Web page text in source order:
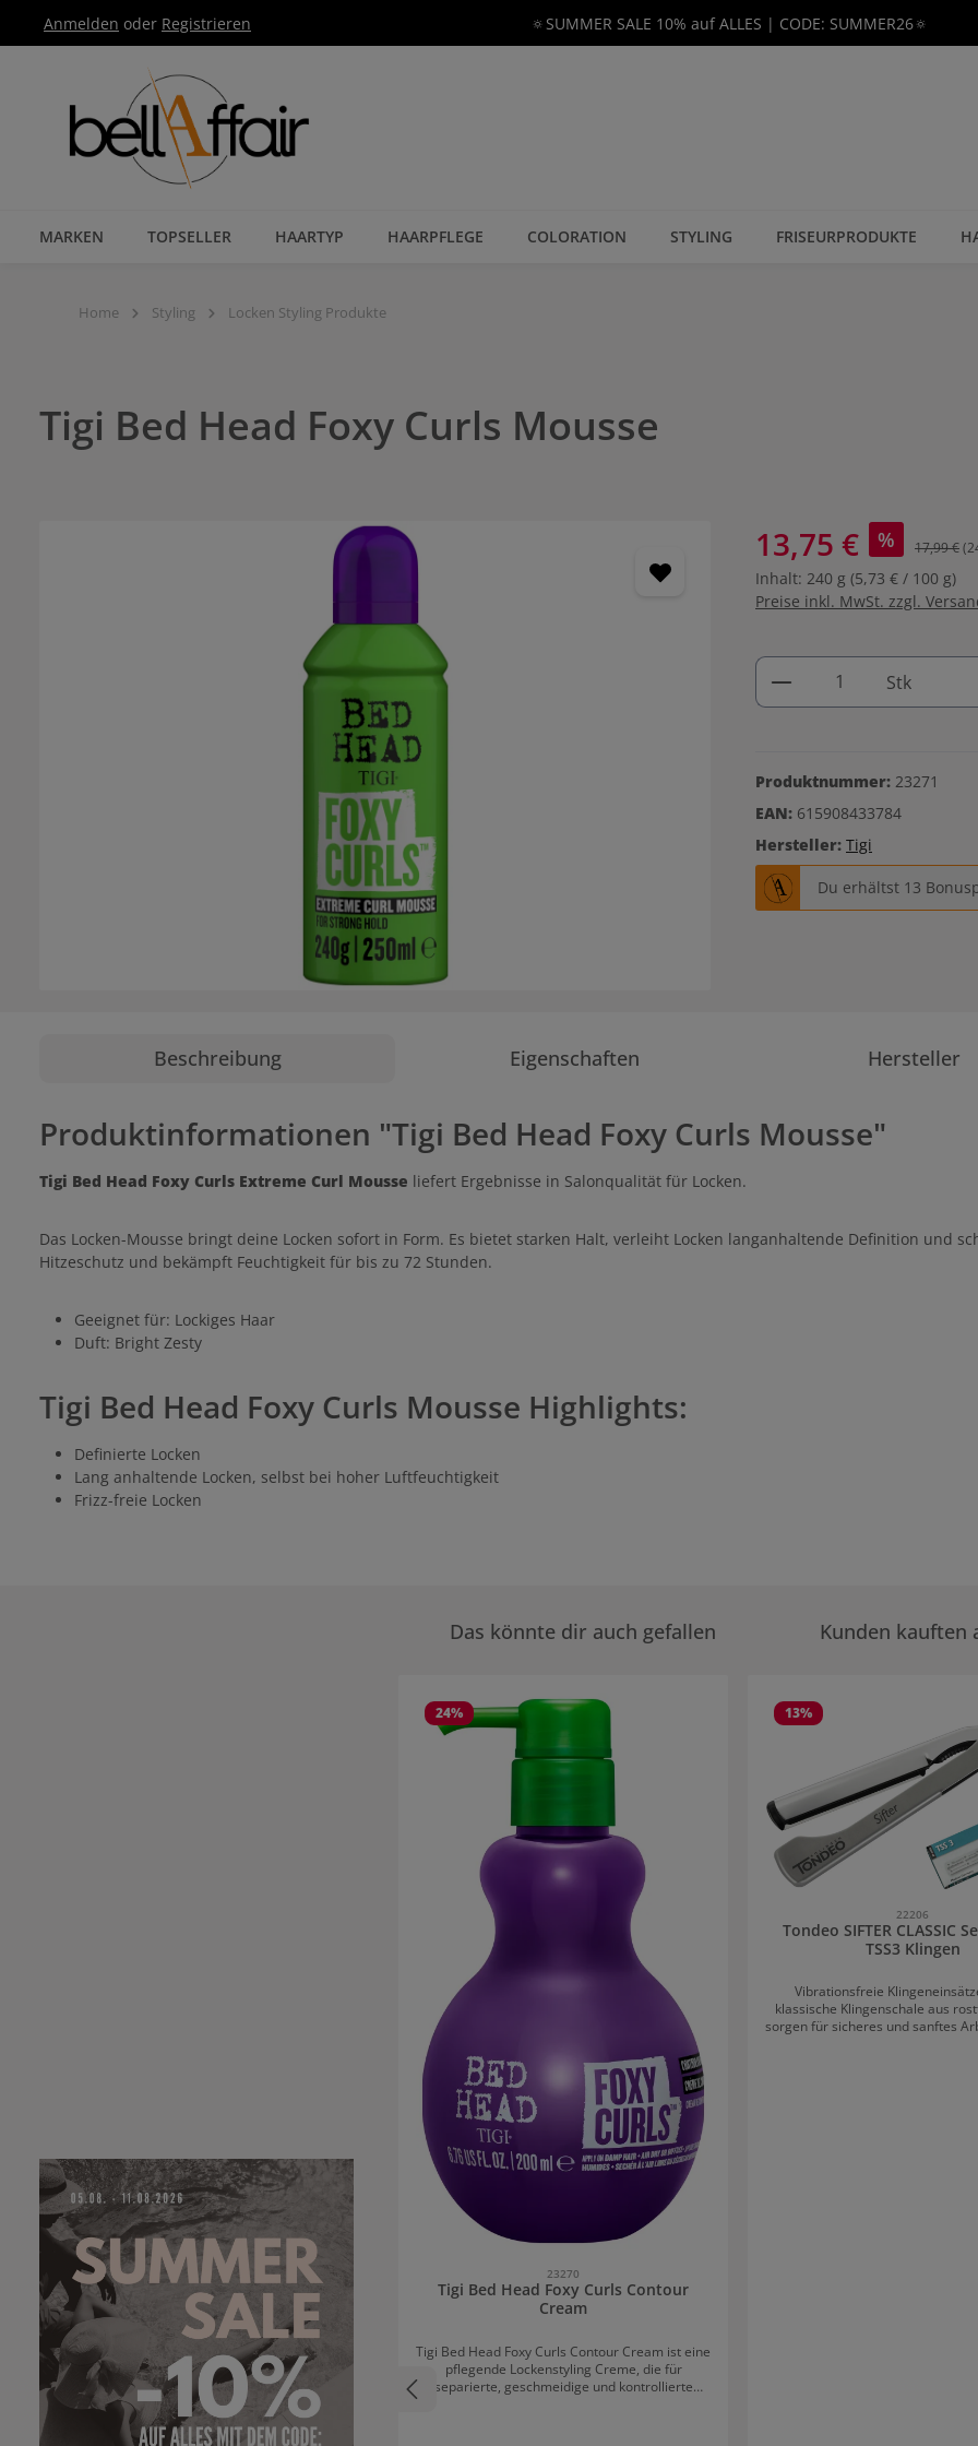
Hauptnavigation springen
Anmelden oder Registrieren 🔅SUMMER SALE 10% auf ALLES | CODE: SUMMER26🔅
MARKEN TOPSELLER HAARTYP HAARPFLEGE COLORATION STYLING FRISEURPRODUKTE
Home Styling Locken Styling Produkte
Tigi Bed Head Foxy Curls Mousse
13,75 € % 17,99 €
Inhalt: 240 g (5,73 € / 100 g)
Preise inkl. MwSt. zzgl.
Produkt Anzahl:
Stk
Produktnummer: 23271
EAN: 615908433784
Hersteller: Tigi
Du erhältst 13
Beschreibung Eigenschaften Hersteller
Produktinformationen "Tigi Bed Head Foxy Curls Mousse"
Tigi Bed Head Foxy Curls Extreme Curl Mousse liefert Ergebnisse in Salonqualität für Locken.
Das Locken-Mousse bringt deine Locken sofort in Form. Es bietet starken Halt, verleiht Locken langanhaltende Definition und
Hitzeschutz und bekämpft Feuchtigkeit für bis zu 72 Stunden.
Geeignet für: Lockiges Haar
Duft: Bright Zesty
Tigi Bed Head Foxy Curls Mousse Highlights:
Definierte Locken
Lang anhaltende Locken, selbst bei hoher Luftfeuchtigkeit
Frizz-freie Locken
Das könnte dir auch gefallen Kunden kauften
24%
23270
Tigi Bed Head Foxy Curls Contour
Cream
Tigi Bed Head Foxy Curls Contour Cream ist eine
pflegende Lockenstyling Creme, die für
separierte, geschmeidige und kontrollierte
Locken sorgt. Durch den Locken-Kontur-Komplex
13%
22206
Tondeo SIFTER CLASSIC
TSS3 Klingen
Vibrationsfreie
klassische Klingenschale aus
sorgen für sicheres und sanftes